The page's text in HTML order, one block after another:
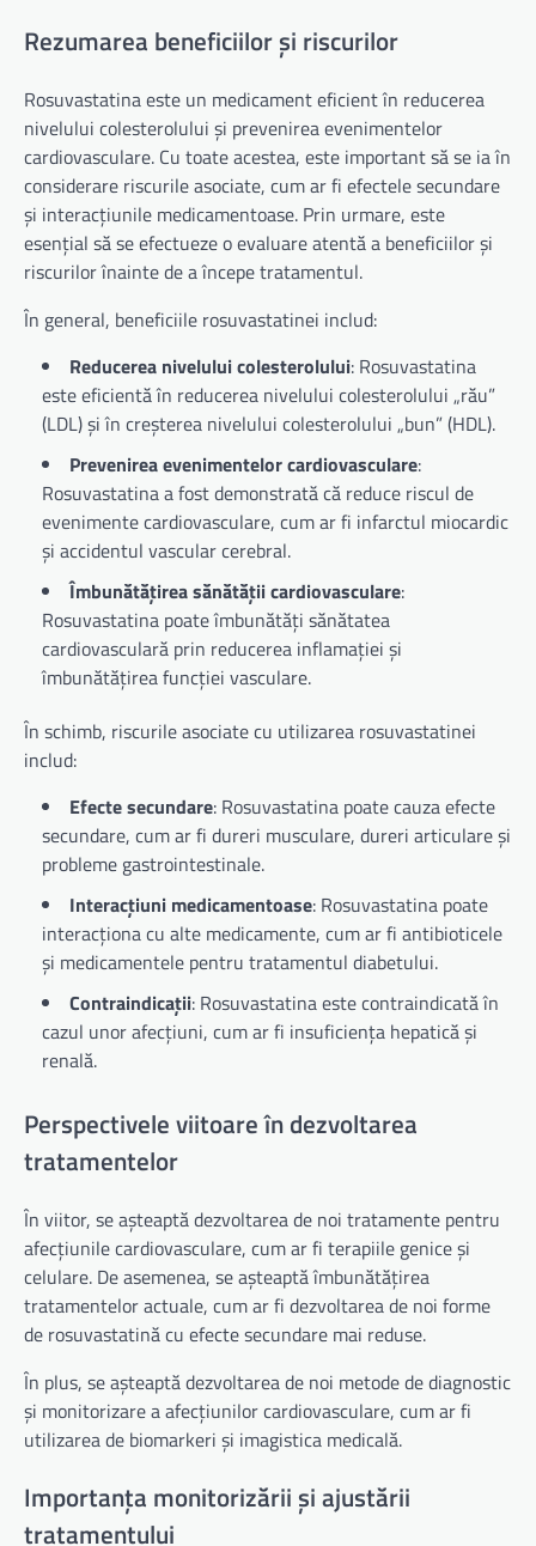
Rezumarea beneficiilor și riscurilor
Rosuvastatina este un medicament eficient în reducerea
nivelului colesterolului și prevenirea evenimentelor
cardiovasculare. Cu toate acestea, este important să se ia în
considerare riscurile asociate, cum ar fi efectele secundare
și interacțiunile medicamentoase. Prin urmare, este
esențial să se efectueze o evaluare atentă a beneficiilor și
riscurilor înainte de a începe tratamentul.
În general, beneficiile rosuvastatinei includ:
Reducerea nivelului colesterolului: Rosuvastatina
este eficientă în reducerea nivelului colesterolului „rău”
(LDL) și în creșterea nivelului colesterolului „bun” (HDL).
Prevenirea evenimentelor cardiovasculare:
Rosuvastatina a fost demonstrată că reduce riscul de
evenimente cardiovasculare, cum ar fi infarctul miocardic
și accidentul vascular cerebral.
Îmbunătățirea sănătății cardiovasculare:
Rosuvastatina poate îmbunătăți sănătatea
cardiovasculară prin reducerea inflamației și
îmbunătățirea funcției vasculare.
În schimb, riscurile asociate cu utilizarea rosuvastatinei
includ:
Efecte secundare: Rosuvastatina poate cauza efecte
secundare, cum ar fi dureri musculare, dureri articulare și
probleme gastrointestinale.
Interacțiuni medicamentoase: Rosuvastatina poate
interacționa cu alte medicamente, cum ar fi antibioticele
și medicamentele pentru tratamentul diabetului.
Contraindicații: Rosuvastatina este contraindicată în
cazul unor afecțiuni, cum ar fi insuficiența hepatică și
renală.
Perspectivele viitoare în dezvoltarea
tratamentelor
În viitor, se așteaptă dezvoltarea de noi tratamente pentru
afecțiunile cardiovasculare, cum ar fi terapiile genice și
celulare. De asemenea, se așteaptă îmbunătățirea
tratamentelor actuale, cum ar fi dezvoltarea de noi forme
de rosuvastatină cu efecte secundare mai reduse.
În plus, se așteaptă dezvoltarea de noi metode de diagnostic
și monitorizare a afecțiunilor cardiovasculare, cum ar fi
utilizarea de biomarkeri și imagistica medicală.
Importanța monitorizării și ajustării
tratamentului